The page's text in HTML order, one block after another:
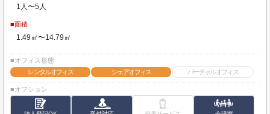
1人〜5人
■面積
1.49㎡〜14.79㎡
■オフィス形態
レンタルオフィス
シェアオフィス バーチャルオフィス
■オプション